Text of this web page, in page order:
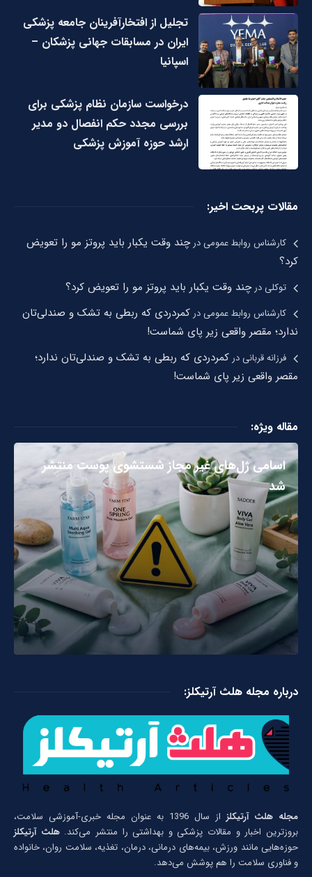
تجلیل از افتخارآفرینان جامعه پزشکی
ایران در مسابقات جهانی پزشکان –
اسپانیا
درخواست سازمان نظام پزشکی برای
بررسی مجدد حکم انفصال دو مدیر
ارشد حوزه آموزش پزشکی
مقالات پربحت اخیر:
کارشناس روابط عمومیدرچند وقت یکبار باید پروتز مو را تعویض
کرد؟
توکلیدرچند وقت یکبار باید پروتز مو را تعویض کرد؟
کارشناس روابط عمومیدر کمردردی که ربطی به تشک و صندلی‌تان
ندارد؛ مقصر واقعی زیر پای شماست!
فرزانه قربانیدر کمردردی که ربطی به تشک و صندلی‌تان ندارد؛
مقصر واقعی زیر پای شماست!
مقاله ویژه:
اسامی ژل‌های غیر مجاز شستشوی پوست منتشر
شد
درباره مجله هلث آرتیکلز:
مجله هلث آرتیکلز
از سال 1396 به عنوان مجله خبری-آموزشی سلامت،
بروزترین اخبار و مقالات پزشکی و بهداشتی را منتشر می‌کند.هلث آرتیکلز
حوزه‌هایی مانند ورزش، بیمه‌های درمانی، درمان، تغذیه، سلامت روان، خانواده
و فناوری سلامت را هم پوشش می‌دهد.